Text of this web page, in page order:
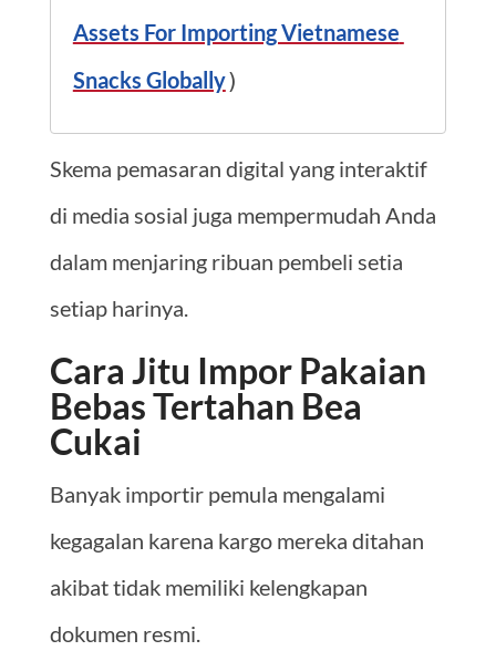
Assets For Importing Vietnamese
Snacks Globally)
Skema pemasaran digital yang interaktif
di media sosial juga mempermudah Anda
dalam menjaring ribuan pembeli setia
setiap harinya.
Cara Jitu Impor Pakaian
Bebas Tertahan Bea
Cukai
Banyak importir pemula mengalami
kegagalan karena kargo mereka ditahan
akibat tidak memiliki kelengkapan
dokumen resmi.